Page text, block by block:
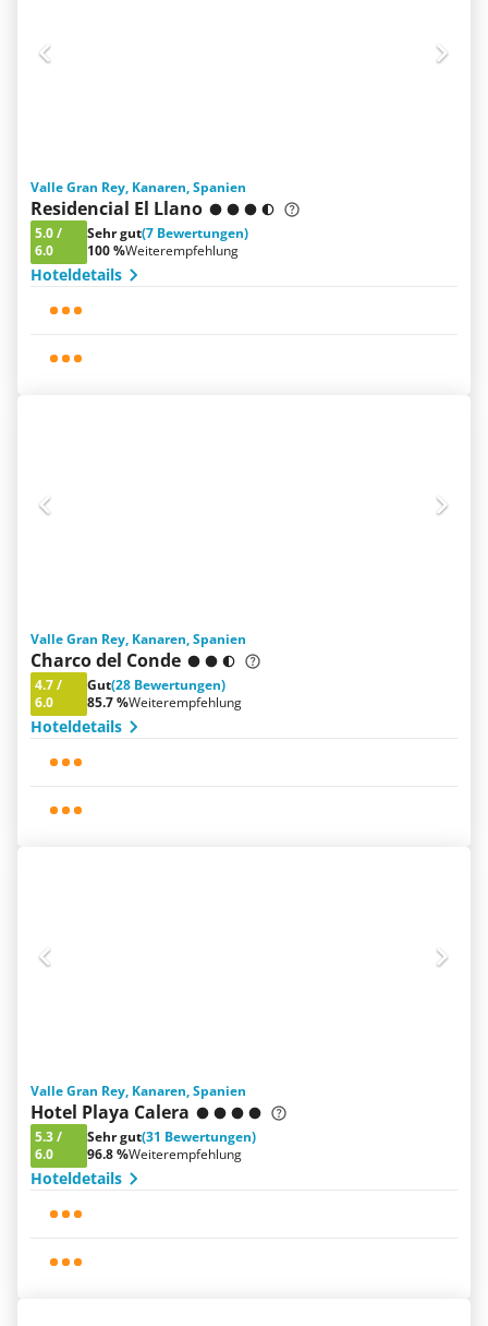
Valle Gran Rey, Kanaren, Spanien
Residencial El Llano
5.0/
6.0
Sehr gut(7 Bewertungen)
100 %Weiterempfehlung
Hoteldetails
Valle Gran Rey, Kanaren, Spanien
Charco del Conde
4.7/
6.0
Gut(28 Bewertungen)
85.7 %Weiterempfehlung
Hoteldetails
Valle Gran Rey, Kanaren, Spanien
Hotel Playa Calera
5.3/
6.0
Sehr gut(31 Bewertungen)
96.8 %Weiterempfehlung
Hoteldetails